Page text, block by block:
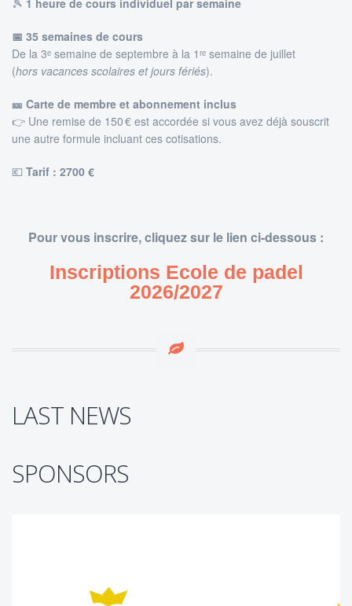
🎾 1 heure de cours individuel par semaine
📅 35 semaines de cours
De la 3ᵉ semaine de septembre à la 1ʳᵉ semaine de juillet
(hors vacances scolaires et jours fériés).
🎫 Carte de membre et abonnement inclus
👉 Une remise de 150 € est accordée si vous avez déjà souscrit
une autre formule incluant ces cotisations.
💶 Tarif : 2700 €
Pour vous inscrire, cliquez sur le lien ci-dessous :
Inscriptions Ecole de padel
2026/2027
LAST NEWS
SPONSORS